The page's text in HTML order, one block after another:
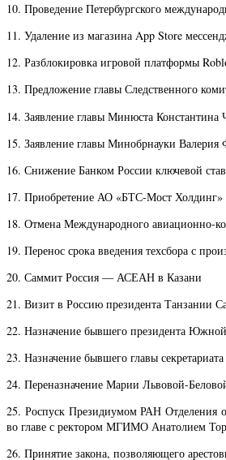
10. Проведение Петербургского
11. Удаление из магазина App Store
12. Разблокировка игровой платформы
13. Предложение главы Следственного
14. Заявление главы Минюста Константина
15. Заявление главы Минобрнауки
16. Снижение Банком России ключевой
17. Приобретение АО «БТС-Мост
18. Отмена Международного авиационно-
19. Перенос срока введения техсбора с
20. Саммит Россия — АСЕАН в Казани
21. Визит в Россию президента Танзании
22. Назначение бывшего президента
23. Назначение бывшего главы
24. Переназначение Марии Львовой-
25. Роспуск Президиумом РАН Отделения
во главе с ректором МГИМО Анатолием
26. Принятие закона, позволяющего